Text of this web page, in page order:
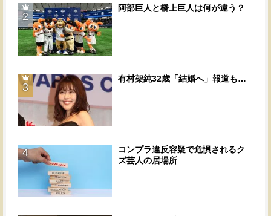
2
阿部巨人と橋上巨人は何が違う？
3
有村架純32歳「結婚へ」報道も…
4
コンプラ違反容疑で危惧されるク
ズ芸人の居場所